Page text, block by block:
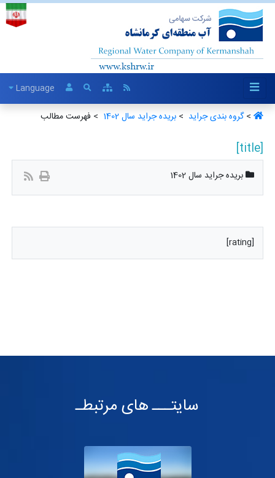
Language
>گروه بندی جراید ‏ >بریده جراید سال 1402 ‏ > فهرست مطالب
[title]
بریده جراید سال 1402
[rating]
سایتـــ های مرتبطـ